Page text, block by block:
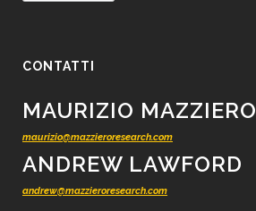
CONTATTI
MAURIZIO MAZZIERO
maurizio@mazzieroresearch.com
ANDREW LAWFORD
andrew@mazzieroresearch.com